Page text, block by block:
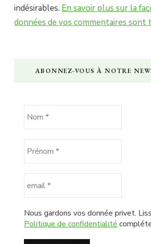
indésirables. En savoir plus sur la
données de vos commentaires sont
ABONNEZ-VOUS À NOTRE
Nous gardons vos donnée privet.
Politique de confidentialité